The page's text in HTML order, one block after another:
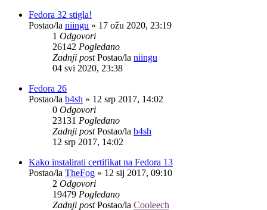
Fedora 32 stigla!
Postao/la niingu » 17 ožu 2020, 23:19
1 Odgovori
26142 Pogledano
Zadnji postPostao/la niingu
04 svi 2020, 23:38
Fedora 26
Postao/la b4sh » 12 srp 2017, 14:02
0 Odgovori
23131 Pogledano
Zadnji postPostao/la b4sh
12 srp 2017, 14:02
Kako instalirati certifikat na Fedora 13
Postao/la TheFog » 12 sij 2017, 09:10
2 Odgovori
19479 Pogledano
Zadnji postPostao/la Cooleech